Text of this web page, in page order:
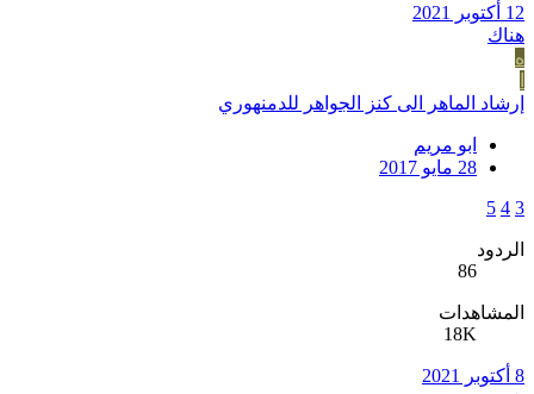
12 أكتوبر 2021
هناك
ه
إرشاد الماهر الى كنز الجواهر للدمنهوري
ابو مريم
28 مايو 2017
3
4
5
الردود
86
المشاهدات
18K
8 أكتوبر 2021